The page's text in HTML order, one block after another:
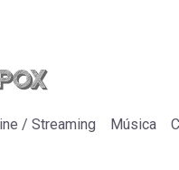
/ Streaming Música